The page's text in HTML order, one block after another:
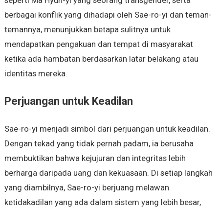
berbagai konflik yang dihadapi oleh Sae-ro-yi dan teman-
temannya, menunjukkan betapa sulitnya untuk
mendapatkan pengakuan dan tempat di masyarakat
ketika ada hambatan berdasarkan latar belakang atau
identitas mereka.
Perjuangan untuk Keadilan
Sae-ro-yi menjadi simbol dari perjuangan untuk keadilan.
Dengan tekad yang tidak pernah padam, ia berusaha
membuktikan bahwa kejujuran dan integritas lebih
berharga daripada uang dan kekuasaan. Di setiap langkah
yang diambilnya, Sae-ro-yi berjuang melawan
ketidakadilan yang ada dalam sistem yang lebih besar,